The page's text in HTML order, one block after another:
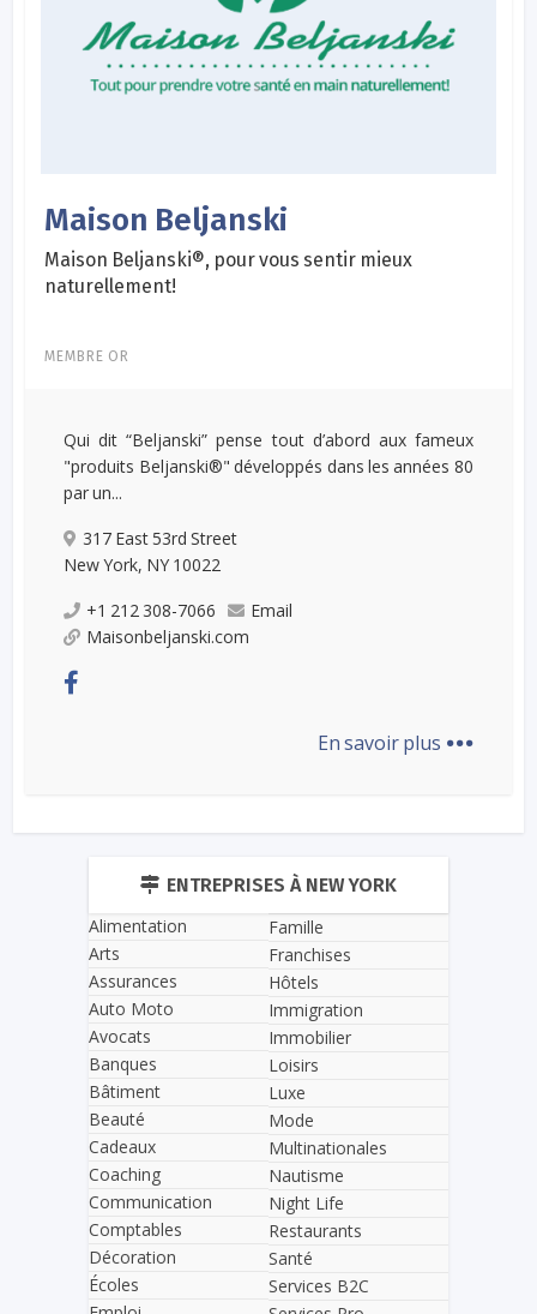
Maison Beljanski
Maison Beljanski®, pour vous sentir mieux
naturellement!
MEMBRE OR
Qui dit “Beljanski” pense tout d’abord aux fameux
"produits Beljanski®" développés dans les années 80
par un...
317 East 53rd Street
New York, NY 10022
+1 212 308-7066
Email
Maisonbeljanski.com
En savoir plus ...
ENTREPRISES À NEW YORK
Alimentation
Arts
Assurances
Auto Moto
Avocats
Banques
Bâtiment
Beauté
Cadeaux
Coaching
Communication
Comptables
Décoration
Écoles
Famille
Franchises
Hôtels
Immigration
Immobilier
Loisirs
Luxe
Mode
Multinationales
Nautisme
Night Life
Restaurants
Santé
Services B2C